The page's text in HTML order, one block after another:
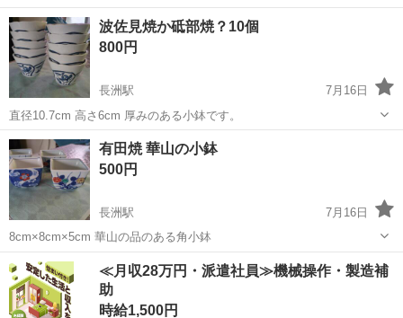
波佐見焼か砥部焼？10個
800円
長洲駅
7月16日
直径10.7cm 高さ6cm 厚みのある小鉢です。
熊本 玉名郡 長洲駅 食器
有田焼 華山の小鉢
500円
長洲駅
7月16日
8cm×8cm×5cm 華山の品のある角小鉢
熊本 玉名郡 長洲駅 食器 小鉢
≪月収28万円・派遣社員≫機械操作・製造補
助
時給1,500円